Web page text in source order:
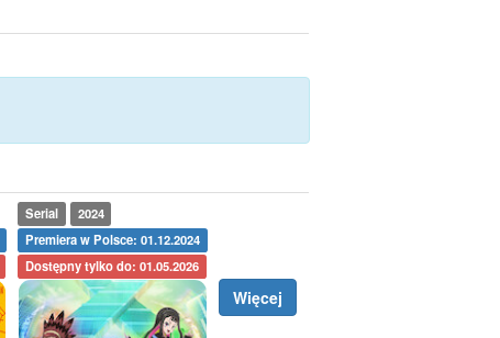
Serial
2024
Premiera w Polsce: 01.12.2024
Dostępny tylko do: 01.05.2026
Więcej